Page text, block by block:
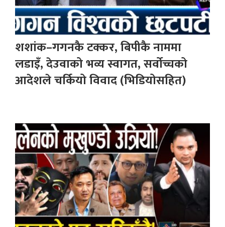
शशांक–गगनकै टक्कर, बिपीकै नाममा
लडाइँ, देउवाको भव्य स्वागत, सर्वोच्चको
आदेशले चर्कियो विवाद (भिडियोसहित)